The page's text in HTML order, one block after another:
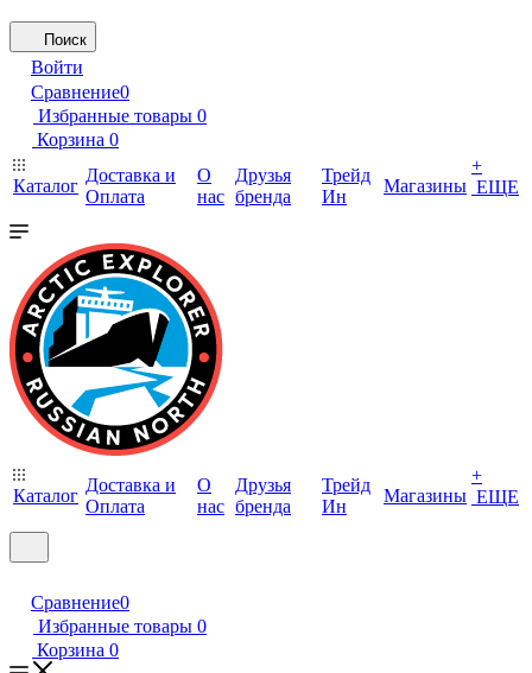
Поиск
Войти
Сравнение0
Избранные товары 0
Корзина 0
Каталог
Доставка и
Оплата
О
нас
Друзья
бренда
Трейд
Ин
Магазины
+
ЕЩЕ
Каталог
Доставка и
Оплата
О
нас
Друзья
бренда
Трейд
Ин
Магазины
+
ЕЩЕ
Сравнение0
Избранные товары 0
Корзина 0